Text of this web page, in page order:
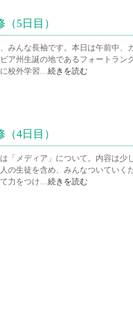
5日目）
みんな長袖です。本日は午前中
ア州生誕の地であるフォートラ
校外学習…続きを読む
4日目）
「メディア」について。内容は
の生徒を含め、みんなついてい
力をつけ…続きを読む